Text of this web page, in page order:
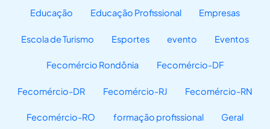
Educação Educação Profissional Empresas
Escola de Turismo Esportes evento Eventos
Fecomércio Rondônia Fecomércio-DF
Fecomércio-DR Fecomércio-RJ Fecomércio-RN
Fecomércio-RO formação profissional Geral